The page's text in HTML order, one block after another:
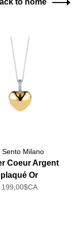
to home
Sento Milano
Coeur Argent
plaqué Or
199,00$CA